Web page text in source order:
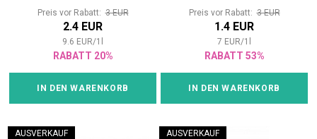
Preis vor Rabatt:3 EUR
2.4 EUR
9.6 EUR/1
RABATT 20%
IN DEN WARENKORB
Preis vor Rabatt:3 EUR
1.4 EUR
7 EUR/1
RABATT 53%
IN DEN WARENKORB
AUSVERKAUF AUSVERKAUF